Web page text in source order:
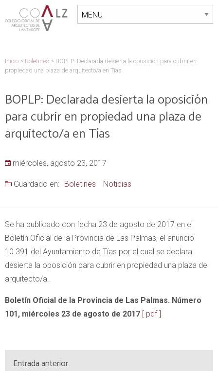
Inicio > Boletines > BOPLP: Declarada desierta la oposición para cubrir en
propiedad una plaza de arquitecto/a en Tías
BOPLP: Declarada desierta la oposición
para cubrir en propiedad una plaza de
arquitecto/a en Tías
miércoles, agosto 23, 2017
Guardado en: Boletines Noticias
Se ha publicado con fecha 23 de agosto de 2017 en el
Boletín Oficial de la Provincia de Las Palmas, el anuncio
10.391 del Ayuntamiento de Tías por el cual se declara
desierta la oposición para cubrir en propiedad una plaza de
arquitecto/a.
Boletín Oficial de la Provincia de Las Palmas. Número
101, miércoles 23 de agosto de 2017 [ pdf ]
Entrada anterior